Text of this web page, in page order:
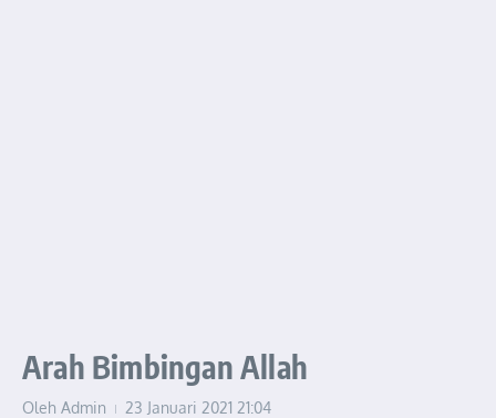
Arah Bimbingan Allah
Oleh Admin 23 Januari 2021 21:04